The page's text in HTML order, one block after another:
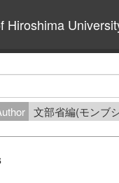
Hiroshima
文部省編(モンブ